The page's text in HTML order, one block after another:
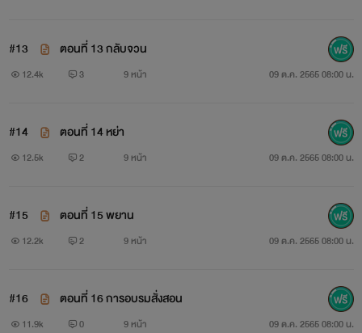
#13 ตอนที่ 13 กลับจวน
12.4k 3 9 หน้า 09 ต.ค. 2565 08:00 น.
#14 ตอนที่ 14 หย่า
12.5k 2 9 หน้า 09 ต.ค. 2565 08:00 น.
#15 ตอนที่ 15 พยาน
12.2k 2 9 หน้า 09 ต.ค. 2565 08:00 น.
#16 ตอนที่ 16 การอบรมสั่งสอน
11.9k 0 9 หน้า 09 ต.ค. 2565 08:00 น.